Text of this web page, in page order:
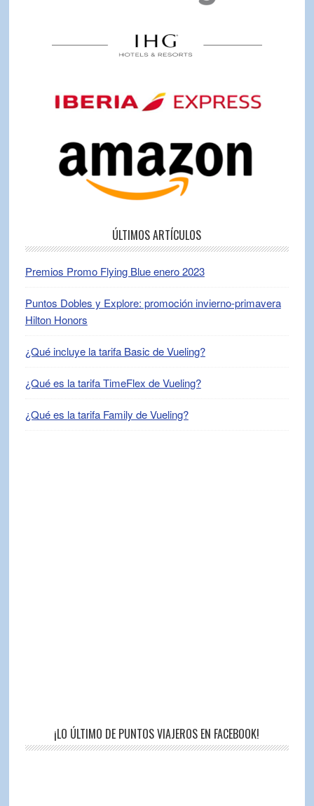
ÚLTIMOS ARTÍCULOS
Premios Promo Flying Blue enero 2023
Puntos Dobles y Explore: promoción invierno-primavera
Hilton Honors
¿Qué incluye la tarifa Basic de Vueling?
¿Qué es la tarifa TimeFlex de Vueling?
¿Qué es la tarifa Family de Vueling?
¡LO ÚLTIMO DE PUNTOS VIAJEROS EN FACEBOOK!